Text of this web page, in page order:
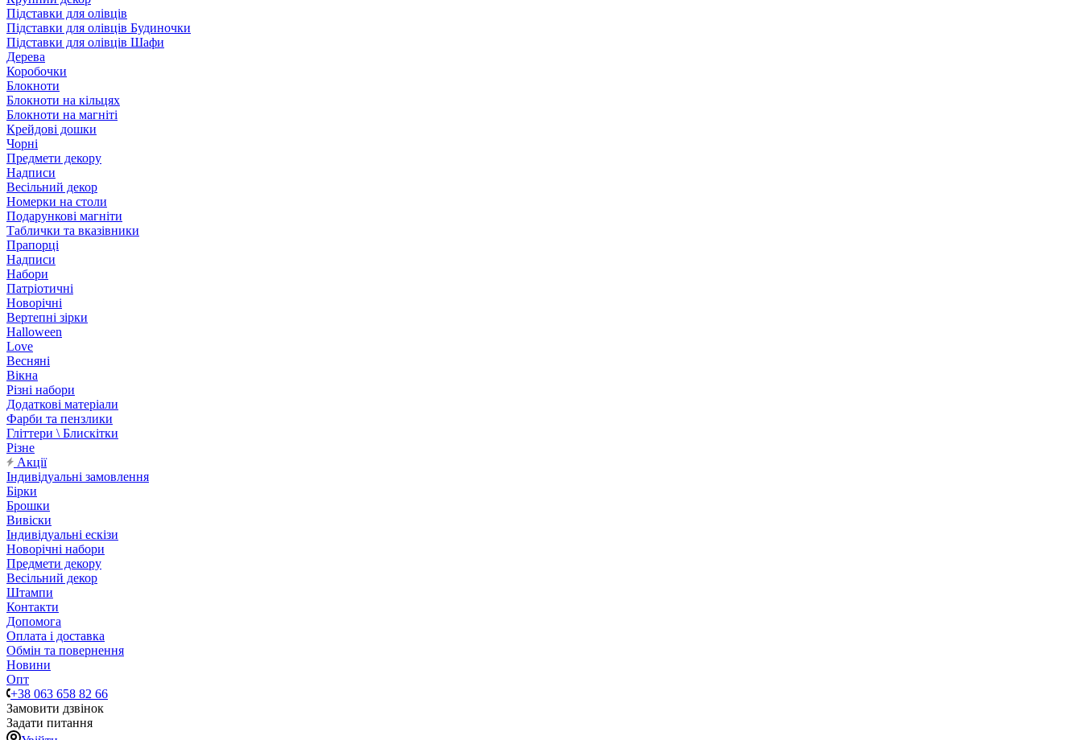
Підставки для олівців
Підставки для олівців Будиночки
Підставки для олівців Шафи
Дерева
Коробочки
Блокноти
Блокноти на кільцях
Блокноти на магніті
Крейдові дошки
Чорні
Предмети декору
Надписи
Весільний декор
Номерки на столи
Подарункові магніти
Таблички та вказівники
Прапорці
Надписи
Набори
Патріотичні
Новорічні
Вертепні зірки
Halloween
Love
Весняні
Вікна
Різні набори
Додаткові матеріали
Фарби та пензлики
Гліттери \ Блискітки
Різне
Акції
Індивідуальні замовлення
Бірки
Брошки
Вивіски
Індивідуальні ескізи
Новорічні набори
Предмети декору
Весільний декор
Штампи
Контакти
Допомога
Оплата і доставка
Обмін та повернення
Новини
Опт
+38 063 658 82 66
Замовити дзвінок
Задати питання